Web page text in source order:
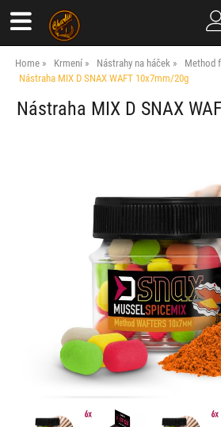
Home Krmení Nástrahy na háček
Method
Nástraha MIX D SNAX WAFT 10x7mm/20g
Nástraha MIX D SNAX